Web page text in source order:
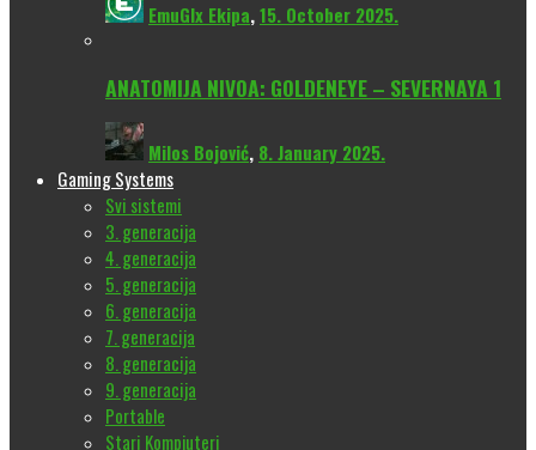
EmuGlx Ekipa,15. October 2025.
ANATOMIJA NIVOA: GOLDENEYE – SEVERNAYA 1
Milos Bojović, 8. January 2025.
Gaming Systems
Svi sistemi
3. generacija
4. generacija
5. generacija
6. generacija
7. generacija
8. generacija
9. generacija
Portable
Stari Kompjuteri